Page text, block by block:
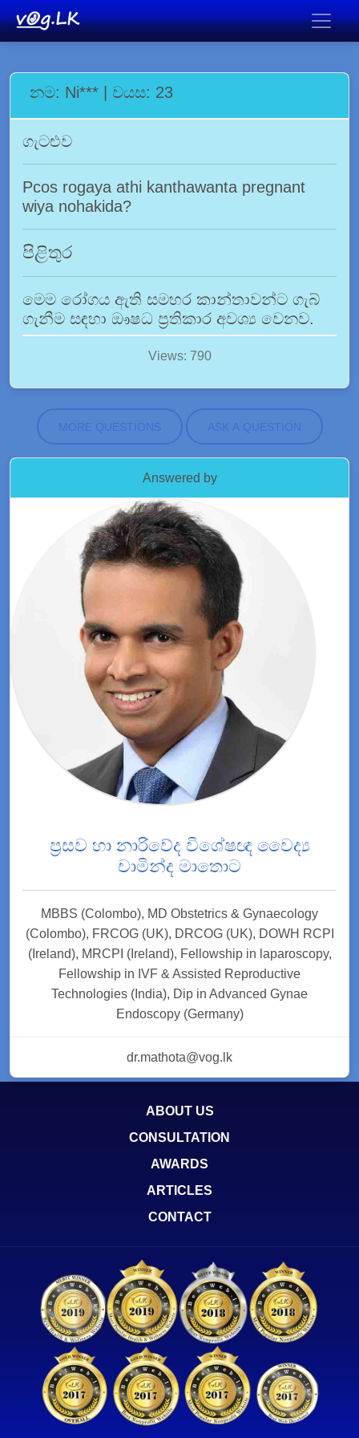
නම: Ni*** | වයස: 23
ගැටළුව
Pcos rogaya athi kanthawanta pregnant
wiya nohakida?
පිළිතුර
මෙම රෝගය ඇති සමහර කාන්තාවන්ට ගැබ්
ගැනීම සඳහා ඖෂධ ප්‍රතිකාර අවශ්‍ය වෙනව.
Views: 790
MORE QUESTIONS ASK A QUESTION
Answered by
ප්‍රසව හා නාරිවේද විශේෂඥ වෛද්‍ය
චාමින්ද මාතොට
MBBS (Colombo), MD Obstetrics & Gynaecology
(Colombo), FRCOG (UK), DRCOG (UK), DOWH RCPI
(Ireland), MRCPI (Ireland), Fellowship in laparoscopy,
Fellowship in IVF & Assisted Reproductive
Technologies (India), Dip in Advanced Gynae
Endoscopy (Germany)
dr.mathota@vog.lk
ABOUT US
CONSULTATION
AWARDS
ARTICLES
CONTACT